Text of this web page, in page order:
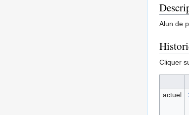
Alun de
Cliquer
actuel